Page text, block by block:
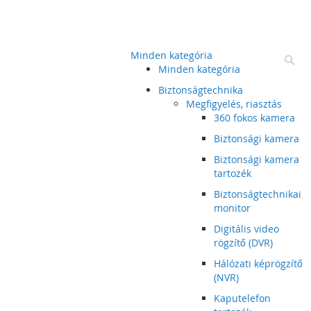
Minden kategória
Minden kategória
Biztonságtechnika
Megfigyelés, riasztás
360 fokos kamera
Biztonsági kamera
Biztonsági kamera
tartozék
Biztonságtechnikai
monitor
Digitális video
rögzítő (DVR)
Hálózati képrögzítő
(NVR)
Kaputelefon